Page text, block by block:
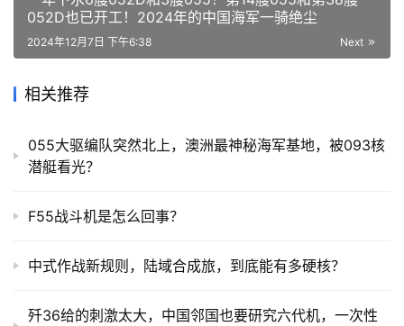
052D也已开工！2024年的中国海军一骑绝尘
Next
2024年12月7日 下午6:38
相关推荐
055大驱编队突然北上，澳洲最神秘海军基地，被093核
潜艇看光？
F55战斗机是怎么回事？
中式作战新规则，陆域合成旅，到底能有多硬核？
歼36给的刺激太大，中国邻国也要研究六代机，一次性